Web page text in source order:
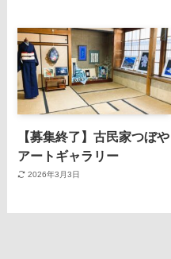
【募集終了】古民家つぼや
アートギャラリー
2026年3月3日